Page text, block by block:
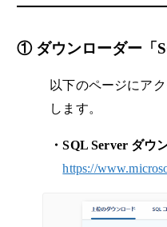
① ダウンローダー「
以下のページにアク
します。
・SQL Server ダウ
https://